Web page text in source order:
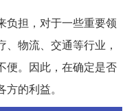
负担，对于一些重要领
物流、交通等行业，
便。因此，在确定是否
的利益。